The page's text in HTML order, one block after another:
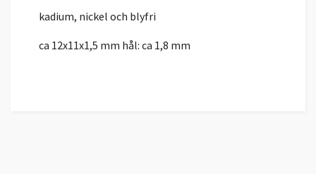
kadium, nickel och blyfri
ca 12x11x1,5 mm hål: ca 1,8 mm